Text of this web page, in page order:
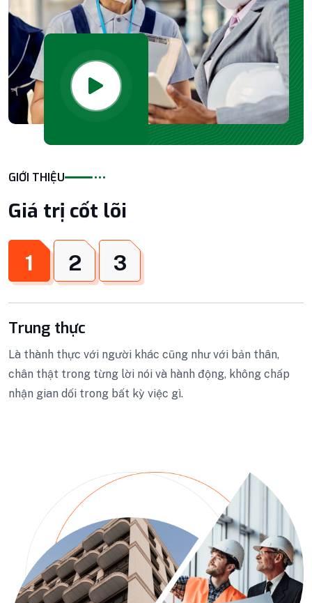
GIỚI THIỆU
Giá trị cốt lõi
1 2 3
Trung thực
Là thành thực với người khác cũng như với bản thân,
chân thật trong từng lời nói và hành động, không chấp
nhận gian dối trong bất kỳ việc gì.